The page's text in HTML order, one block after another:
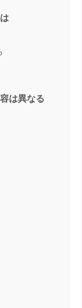
は異なる